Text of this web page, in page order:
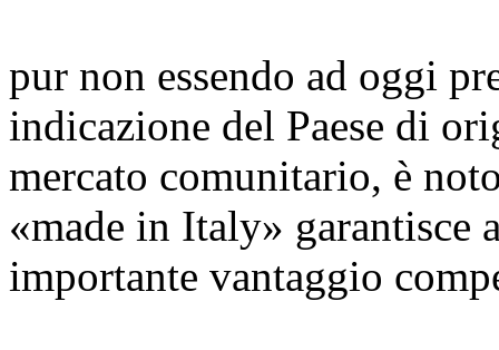
pur non essendo ad oggi
indicazione del Paese di
mercato comunitario, è
«made in Italy» garantisce
importante vantaggio